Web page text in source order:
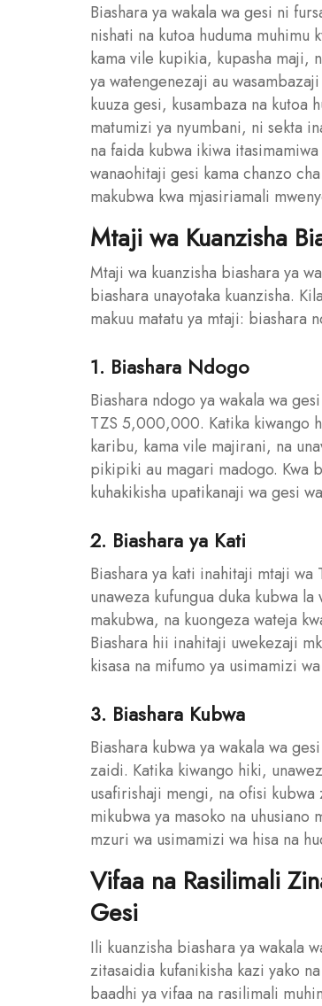
Biashara ya wakala wa gesi ni
nishati na kutoa huduma
kama vile kupikia, kupasha maji,
ya watengenezaji au
kuuza gesi, kusambaza na kutoa
matumizi ya nyumbani, ni sekta
na faida kubwa ikiwa
wanaohitaji gesi kama chanzo
makubwa kwa mjasiriamali
Mtaji wa Kuanzisha
Mtaji wa kuanzisha biashara ya
biashara unayotaka kuanzisha.
makuu matatu ya mtaji: biashara
1. Biashara Ndogo
Biashara ndogo ya wakala wa
TZS 5,000,000. Katika kiwango
karibu, kama vile majirani, na
pikipiki au magari madogo. Kwa
kuhakikisha upatikanaji wa gesi
2. Biashara ya Kati
Biashara ya kati inahitaji mtaji
unaweza kufungua duka kubwa
makubwa, na kuongeza wateja
Biashara hii inahitaji uwekezaji
kisasa na mifumo ya usimamizi
3. Biashara Kubwa
Biashara kubwa ya wakala wa
zaidi. Katika kiwango hiki,
usafirishaji mengi, na ofisi
mikubwa ya masoko na
mzuri wa usimamizi wa hisa na
Vifaa na Rasilimali
Gesi
Ili kuanzisha biashara ya wakala
zitasaidia kufanikisha kazi yako
baadhi ya vifaa na rasilimali